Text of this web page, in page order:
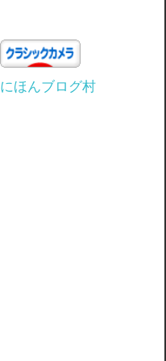
にほんブログ村